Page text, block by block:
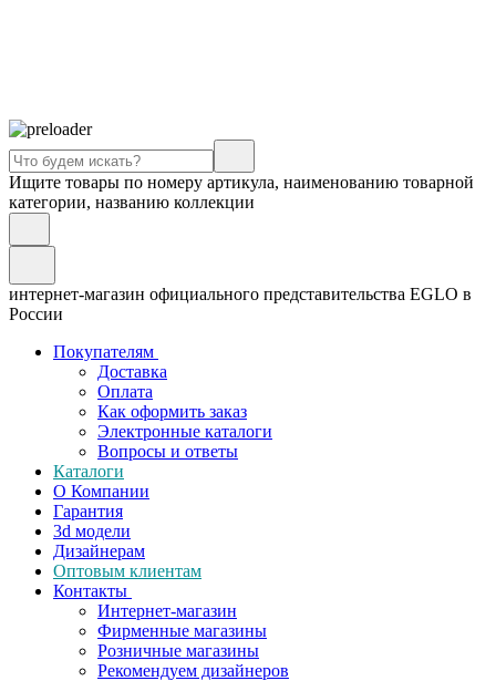
Ищите товары по номеру артикула, наименованию товарной
категории, названию коллекции
интернет-магазин официального представительства EGLO в
России
Покупателям
Доставка
Оплата
Как оформить заказ
Электронные каталоги
Вопросы и ответы
Каталоги
О Компании
Гарантия
3d модели
Дизайнерам
Оптовым клиентам
Контакты
Интернет-магазин
Фирменные магазины
Розничные магазины
Рекомендуем дизайнеров